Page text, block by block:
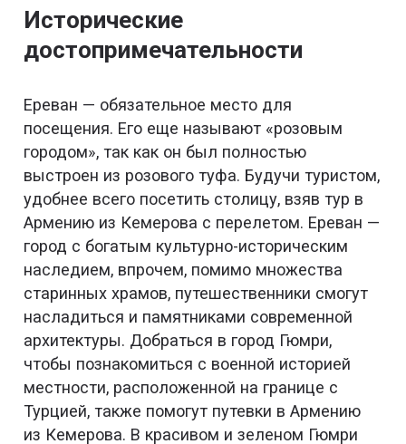
Исторические
достопримечательности
Ереван — обязательное место для
посещения. Его еще называют «розовым
городом», так как он был полностью
выстроен из розового туфа. Будучи туристом,
удобнее всего посетить столицу, взяв тур в
Армению из Кемерова с перелетом. Ереван —
город с богатым культурно-историческим
наследием, впрочем, помимо множества
старинных храмов, путешественники смогут
насладиться и памятниками современной
архитектуры. Добраться в город Гюмри,
чтобы познакомиться с военной историей
местности, расположенной на границе с
Турцией, также помогут путевки в Армению
из Кемерова. В красивом и зеленом Гюмри